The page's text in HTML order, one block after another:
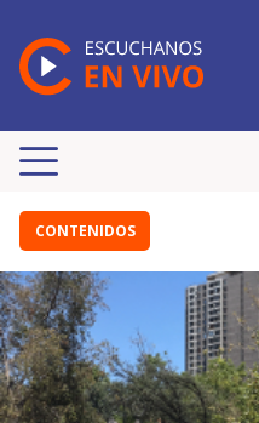
CONTENIDOS